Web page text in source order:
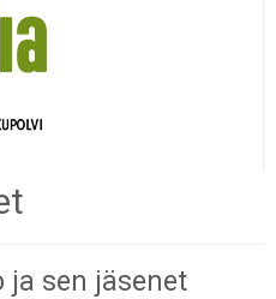
ja sen jäsenet